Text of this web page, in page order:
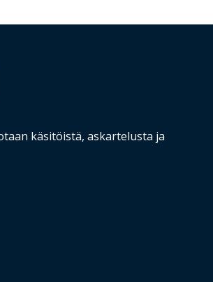
käsitöistä, askartelusta ja